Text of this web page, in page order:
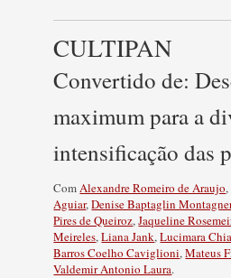
CULTIPAN
Convertido de:
maximum para a
intensificação das
ComAlexandre Romeiro de Araujo,
Aguiar,Denise Baptaglin
Pires de Queiroz,Jaqueline
Meireles,Liana Jank,Lucimara
Barros Coelho Caviglioni,Mateus
Valdemir Antonio Laura.